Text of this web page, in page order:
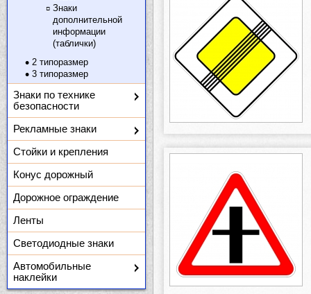
Знаки
дополнительной
информации
(таблички)
2 типоразмер
3 типоразмер
Знаки по технике
безопасности
Рекламные знаки
Стойки и крепления
Конус дорожный
Дорожное ограждение
Ленты
Светодиодные знаки
Автомобильные
наклейки